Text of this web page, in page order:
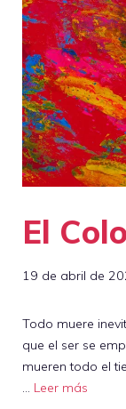
El
19 de abril de
Todo muere
que el ser se
mueren todo el
Leer más